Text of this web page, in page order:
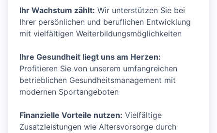
Ihr Wachstum zählt: Wir unterstützen Sie bei
Ihrer persönlichen und beruflichen Entwicklung
mit vielfältigen Weiterbildungsmöglichkeiten
Ihre Gesundheit liegt uns am Herzen:
Profitieren Sie von unserem umfangreichen
betrieblichen Gesundheitsmanagement mit
modernen Sportangeboten
Finanzielle Vorteile nutzen: Vielfältige
Zusatzleistungen wie Altersvorsorge durch